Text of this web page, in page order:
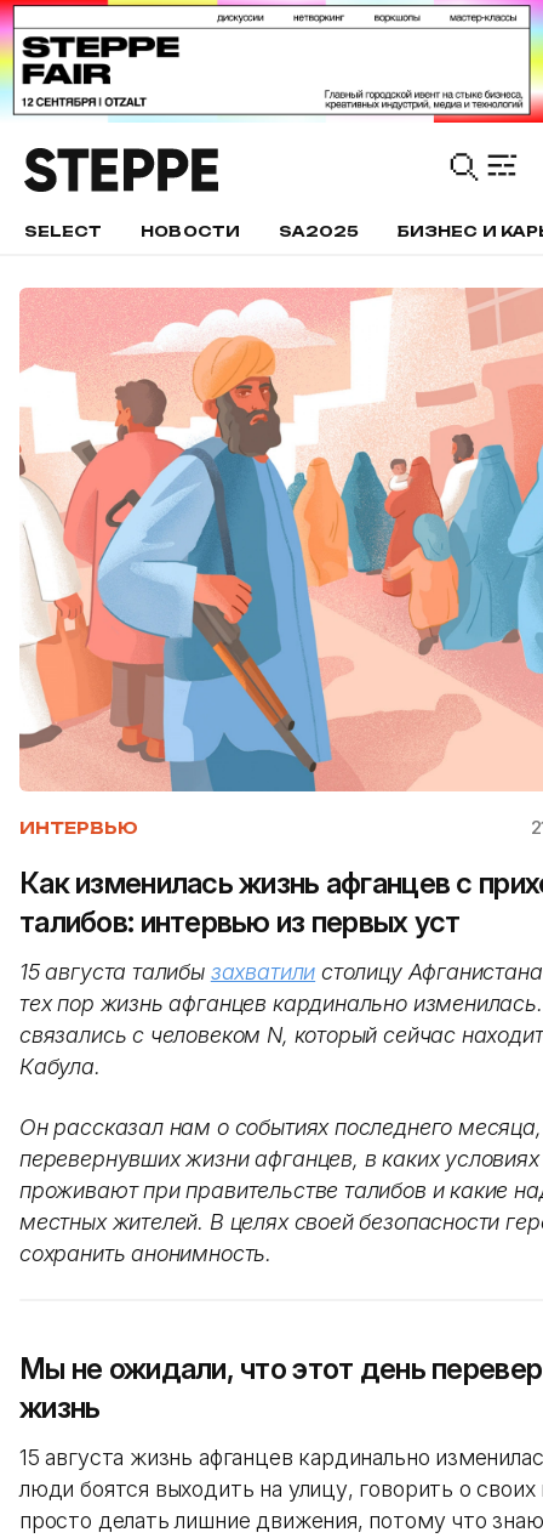
SELECT НОВОСТИ SA2025 БИЗНЕС И
ИНТЕРВЬЮ
Как изменилась жизнь афганцев с
талибов: интервью из первых уст
15 августа талибы захватили столицу
тех пор жизнь афганцев кардинально
связались с человеком N, который сейчас
Кабула.
Он рассказал нам о событиях последнего месяца,
перевернувших жизни афганцев, в каких
проживают при правительстве талибов и какие
местных жителей. В целях своей безопасности
сохранить анонимность.
Мы не ожидали, что этот день
жизнь
15 августа жизнь афганцев кардинально
люди боятся выходить на улицу, говорить о своих
просто делать лишние движения, потому что